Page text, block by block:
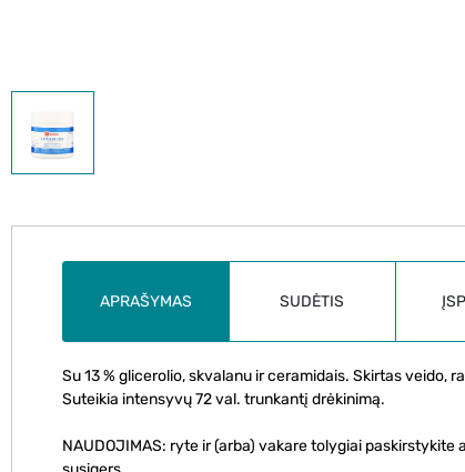
APRAŠYMAS SUDĖTIS
Su 13 % glicerolio, skvalanu ir ceramidais. Skirtas veido,
Suteikia intensyvų 72 val. trunkantį drėkinimą.
NAUDOJIMAS: ryte ir (arba) vakare tolygiai